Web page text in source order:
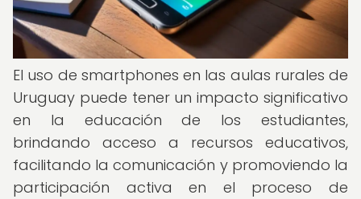
El uso de smartphones en las aulas rurales de
Uruguay puede tener un impacto significativo
en la educación de los estudiantes,
brindando acceso a recursos educativos,
facilitando la comunicación y promoviendo la
participación activa en el proceso de